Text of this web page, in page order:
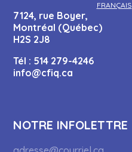
FRANÇAIS
7124, rue Boyer,
Montréal (Québec)
H2S 2J8
Tél : 514 279-4246
info@cfiq.ca
NOTRE INFOLETTRE